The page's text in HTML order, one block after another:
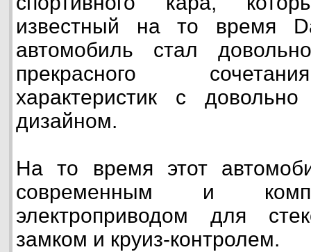
известный на то время
автомобиль стал
прекрасного
характеристик с
дизайном.
На то время этот
современным и
электроприводом для
замком и круиз-контролем.